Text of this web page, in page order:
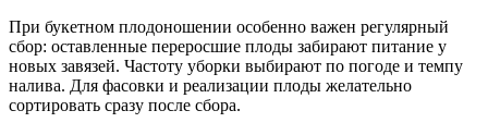
При букетном плодоношении особенно важен регулярный
сбор: оставленные переросшие плоды забирают питание у
новых завязей. Частоту уборки выбирают по погоде и темпу
налива. Для фасовки и реализации плоды желательно
сортировать сразу после сбора.